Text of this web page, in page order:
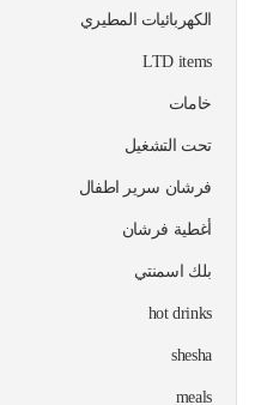
الكهربائيات المطيري
LTD items
خامات
تحت التشغيل
فرشان سرير اطفال
أغطية فرشان
بلك اسمنتي
hot drinks
shesha
meals